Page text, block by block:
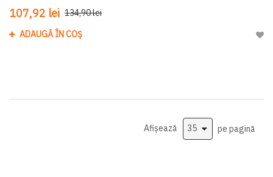
107,92 lei 134,90 lei
ADAUGĂ ÎN COȘ
Afișează pe pagină